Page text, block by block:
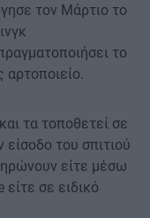
τον Μάρτιο το
το
αρτοποιείο.
τα τοποθετεί σε
είσοδο του σπιτιού
είτε μέσω
σε ειδικό